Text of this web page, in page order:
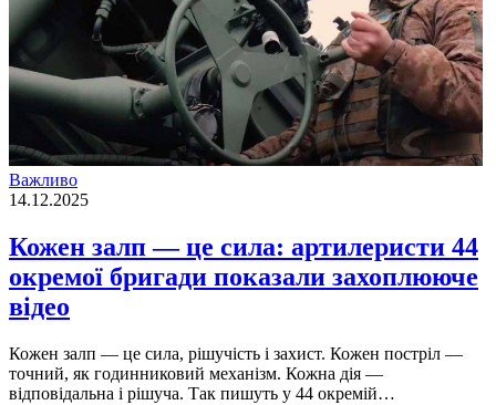
Важливо
14.12.2025
Кожен залп — це сила: артилеристи 44
окремої бригади показали захоплююче
відео
Кожен залп — це сила, рішучість і захист. Кожен постріл —
точний, як годинниковий механізм. Кожна дія —
відповідальна і рішуча. Так пишуть у 44 окремій…